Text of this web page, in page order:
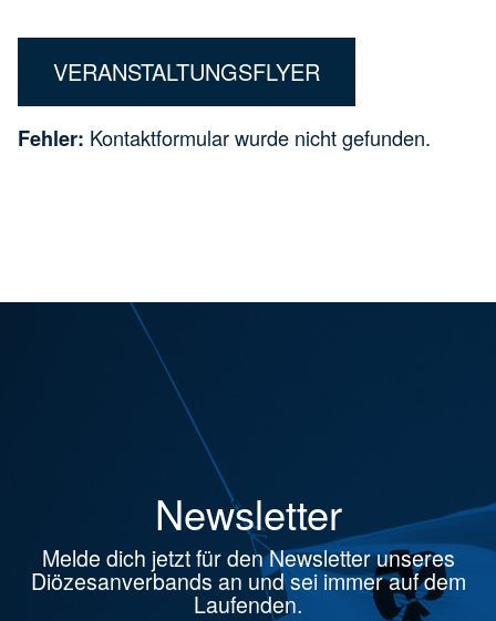
VERANSTALTUNGSFLYER
Fehler: Kontaktformular wurde nicht gefunden.
Newsletter
Melde dich jetzt für den Newsletter unseres
Diözesanverbands an und sei immer auf dem
Laufenden.